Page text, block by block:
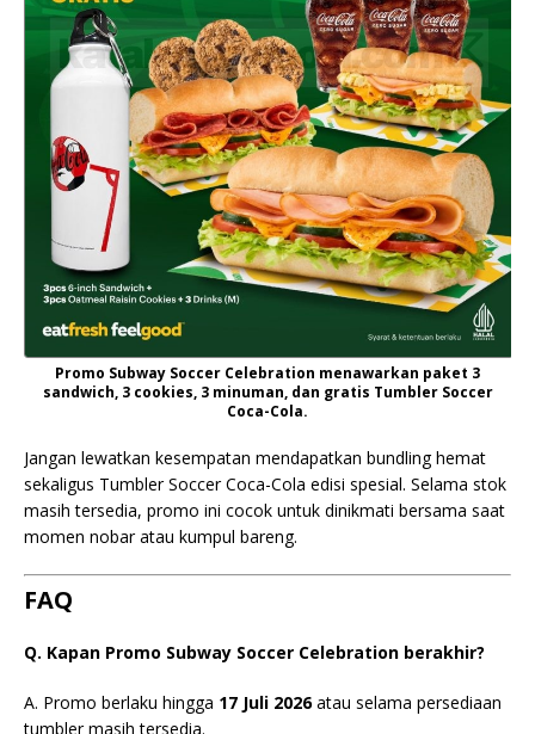
Promo Subway Soccer Celebration menawarkan paket 3
sandwich, 3 cookies, 3 minuman, dan gratis Tumbler Soccer
Coca-Cola.
Jangan lewatkan kesempatan mendapatkan bundling hemat
sekaligus Tumbler Soccer Coca-Cola edisi spesial. Selama stok
masih tersedia, promo ini cocok untuk dinikmati bersama saat
momen nobar atau kumpul bareng.
FAQ
Q. Kapan Promo Subway Soccer Celebration berakhir?
A. Promo berlaku hingga 17 Juli 2026atau selama persediaan
tumbler masih tersedia.